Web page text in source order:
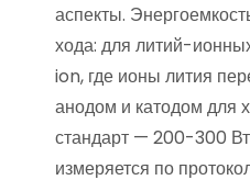
аспекты.
хода: для литий-
ion, где ионы лития
анодом и катодом для
стандарт — 200-300
измеряется по